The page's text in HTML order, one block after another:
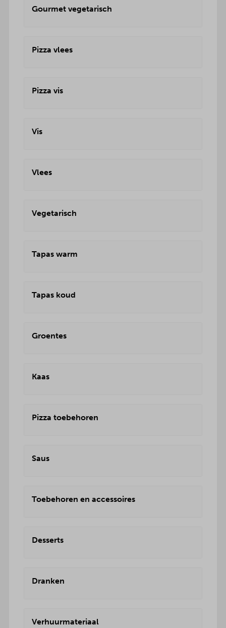
Gourmet vegetarisch
Pizza vlees
Pizza vis
Vis
Vlees
Vegetarisch
Tapas warm
Tapas koud
Groentes
Kaas
Pizza toebehoren
Saus
Toebehoren en accessoires
Desserts
Dranken
Verhuurmateriaal